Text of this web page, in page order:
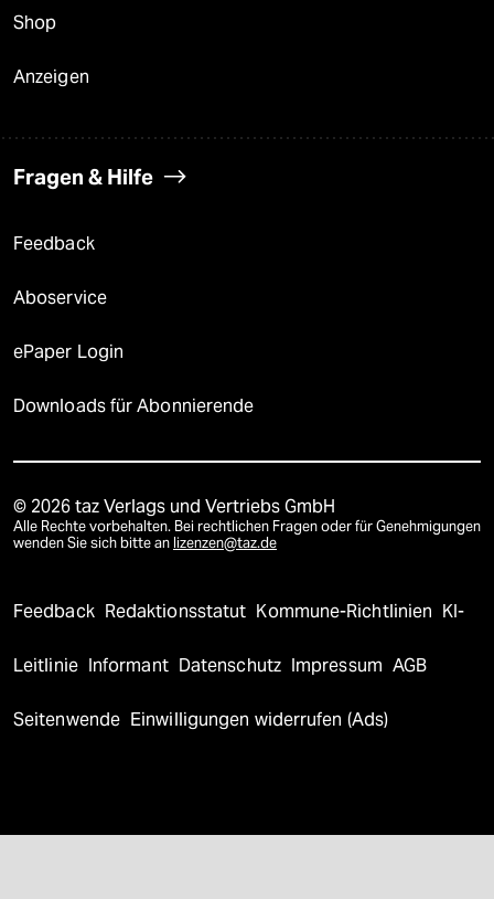
Shop
Anzeigen
Fragen & Hilfe
Feedback
Aboservice
ePaper Login
Downloads für Abonnierende
© 2026 taz Verlags und Vertriebs GmbH
Alle Rechte vorbehalten. Bei rechtlichen Fragen oder für Genehmigungen
wenden Sie sich bitte an lizenzen@taz.de
Feedback Redaktionsstatut Kommune-Richtlinien KI-
Leitlinie Informant Datenschutz Impressum AGB
Seitenwende Einwilligungen widerrufen (Ads)